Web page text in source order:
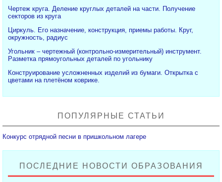
Чертеж круга. Деление круглых деталей на части. Получение
секторов из круга
Циркуль. Его назначение, конструкция, приемы работы. Круг,
окружность, радиус
Угольник – чертежный (контрольно-измерительный) инструмент.
Разметка прямоугольных деталей по угольнику
Конструирование усложненных изделий из бумаги. Открытка с
цветами на плетёном коврике.
ПОПУЛЯРНЫЕ СТАТЬИ
Конкурс отрядной песни в пришкольном лагере
ПОСЛЕДНИЕ НОВОСТИ ОБРАЗОВАНИЯ